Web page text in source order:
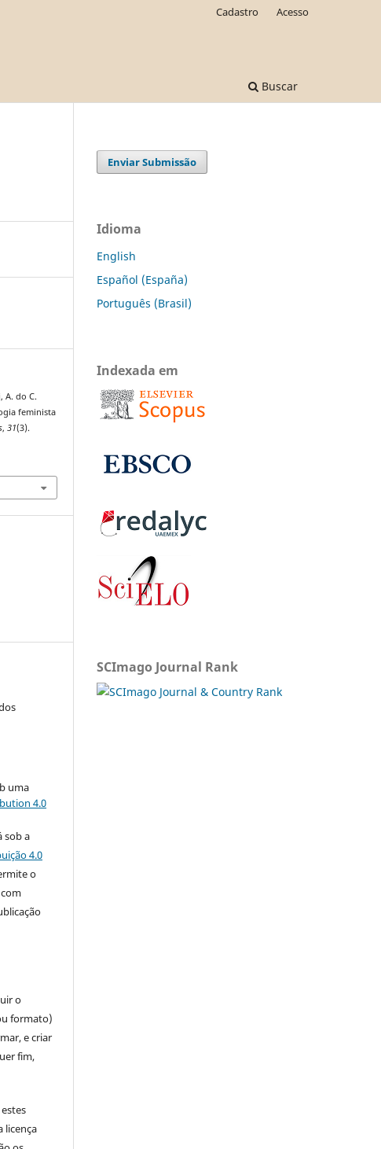
Buscar
Cadastro Acesso
A. do C.
feminista
,31(3).
uma
4.0
sob a
4.0
o
o
formato)
e criar
fim,
licença
Enviar Submissão
Idioma
English
Español (España)
Português (Brasil)
Indexada em
SCImago Journal Rank